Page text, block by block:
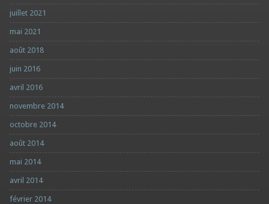
juillet 2021
mai 2021
août 2018
juin 2016
avril 2016
novembre 2014
octobre 2014
août 2014
mai 2014
avril 2014
février 2014